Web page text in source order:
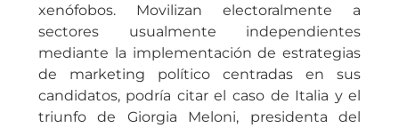
xenófobos. Movilizan electoralmente a
sectores usualmente independientes
mediante la implementación de estrategias
de marketing político centradas en sus
candidatos, podría citar el caso de Italia y el
triunfo de Giorgia Meloni, presidenta del